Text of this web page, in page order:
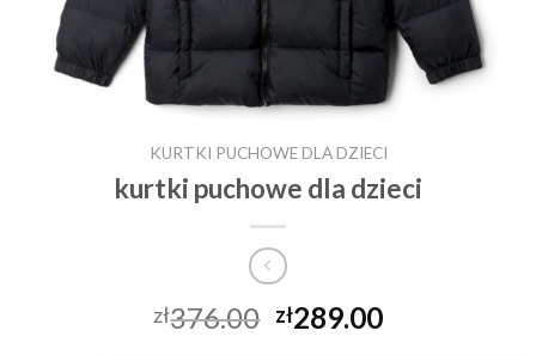
KURTKI PUCHOWE DLA DZIECI
kurtki puchowe dla dzieci
zł376.00 zł289.00